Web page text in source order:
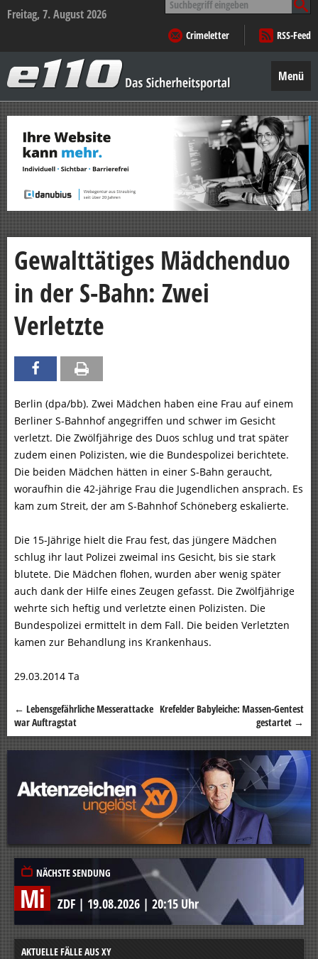
Freitag, 7. August 2026
nach:
Crimeletter
RSS-Feed
–
Das
Sicherheitsportal
Menü
Zum
Inhalt
springen
Gewalttätiges Mädchenduo
in der S-Bahn: Zwei
Verletzte
Berlin (dpa/bb). Zwei Mädchen haben eine Frau auf einem
Berliner S-Bahnhof angegriffen und schwer im Gesicht
verletzt. Die Zwölfjährige des Duos schlug und trat später
zudem einen Polizisten, wie die Bundespolizei berichtete.
Die beiden Mädchen hätten in einer S-Bahn geraucht,
woraufhin die 42-jährige Frau die Jugendlichen ansprach. Es
kam zum Streit, der am S-Bahnhof Schöneberg eskalierte.
Die 15-Jährige hielt die Frau fest, das jüngere Mädchen
schlug ihr laut Polizei zweimal ins Gesicht, bis sie stark
blutete. Die Mädchen flohen, wurden aber wenig später
auch dank der Hilfe eines Zeugen gefasst. Die Zwölfjährige
wehrte sich heftig und verletzte einen Polizisten. Die
Bundespolizei ermittelt in dem Fall. Die beiden Verletzten
kamen zur Behandlung ins Krankenhaus.
29.03.2014 Ta
Beitragsnavigation
← Lebensgefährliche Messerattacke
war Auftragstat
Krefelder Babyleiche: Massen-Gentest
gestartet →
NÄCHSTE SENDUNG
Mi ZDF | 19.08.2026 | 20:15 Uhr
AKTUELLE FÄLLE AUS XY